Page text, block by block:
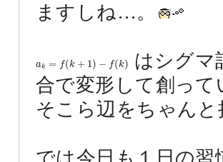
ますしね…。
ak = f(k + 1) − f(k)
k+1 − (k
はシグマ
合で変形して創っ
そこら辺をちゃん